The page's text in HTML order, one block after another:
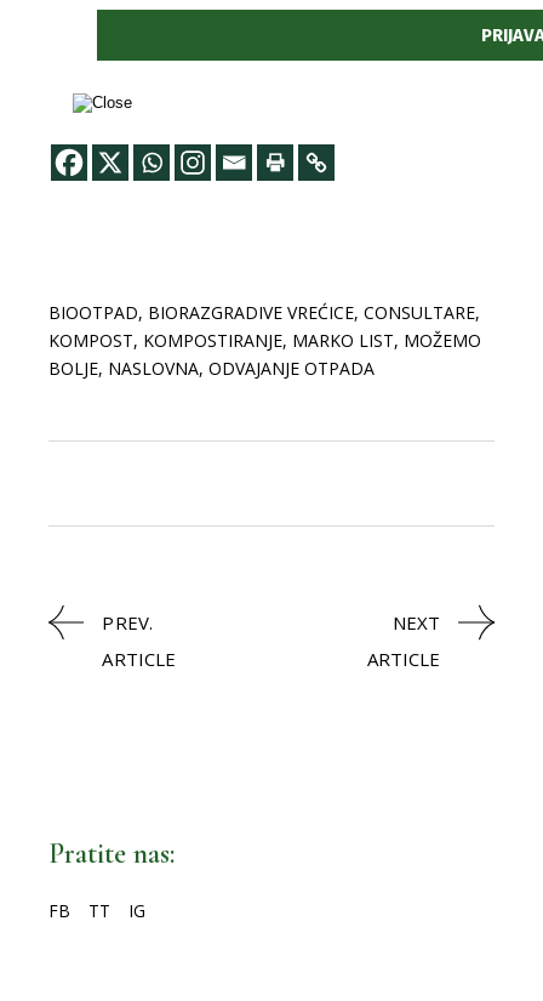
Pratite nas:
FB TT IG
BIOOTPAD, BIORAZGRADIVE VREĆICE,CONSULTARE,
KOMPOST, KOMPOSTIRANJE, MARKO LIST, MOŽEMO
BOLJE, NASLOVNA,ODVAJANJE OTPADA
PREV.
ARTICLE
NEXT
ARTICLE